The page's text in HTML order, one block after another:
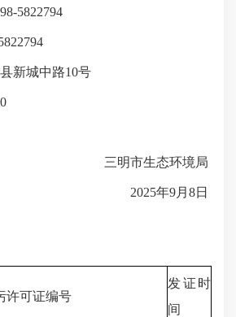
5822794
城中路10号
三明市生态环境局
2025年9月8日
许可证编号
发证时
间